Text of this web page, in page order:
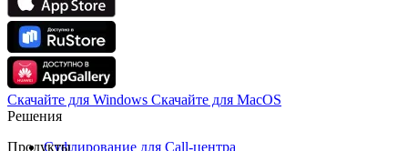
Скачайте для Windows Cкачайте для MacOS
Решения
Суфлирование для Call‑центра
Продукты